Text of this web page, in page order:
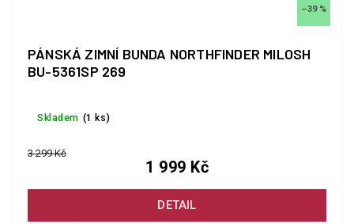
–39 %
PÁNSKÁ ZIMNÍ BUNDA NORTHFINDER MILOSH
BU-5361SP 269
Skladem (1 ks)
DETAIL
3 299 Kč
1 999 Kč